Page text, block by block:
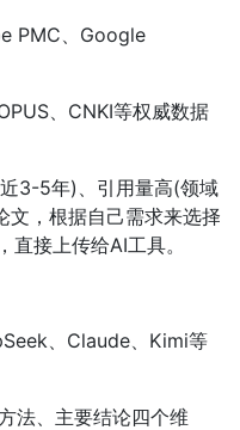
PMC、Google
、CNKI等权威数据
3-5年)、引用量高(领域
文，根据自己需求来选择
接上传给AI工具。
、Claude、Kimi等
法、主要结论四个维